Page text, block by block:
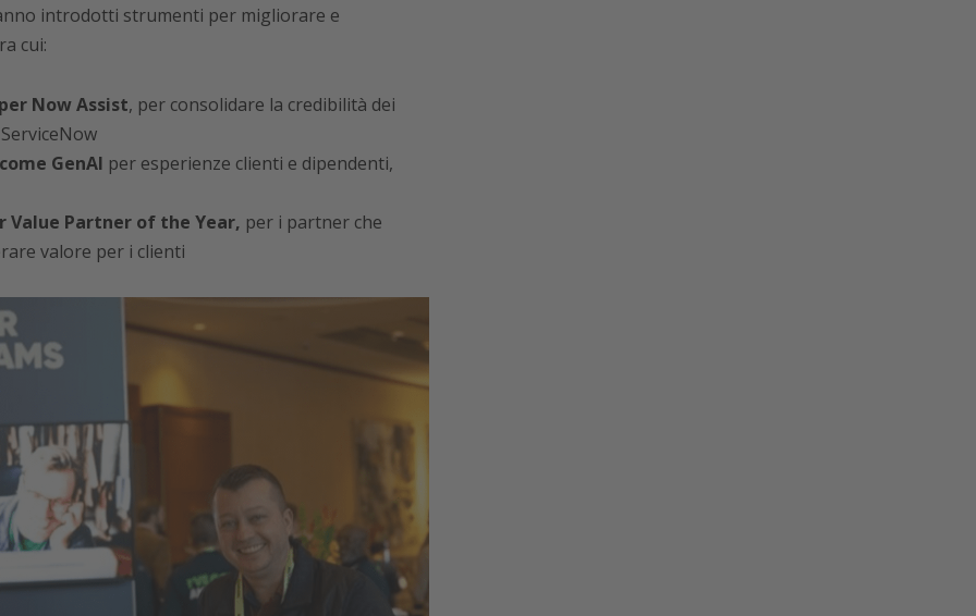
introdotti strumenti per migliorare e
cui:
Now Assist, per consolidare la credibilità dei
GenAI per esperienze clienti e dipendenti,
Value Partner of the Year, per i partner che
valore per i clienti